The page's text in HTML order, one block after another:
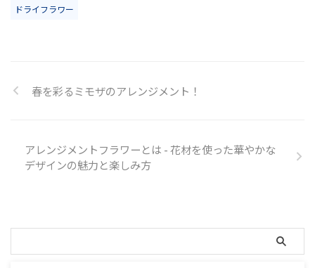
ドライフラワー
春を彩るミモザのアレンジメント！
アレンジメントフラワーとは - 花材を使った華やかな
デザインの魅力と楽しみ方